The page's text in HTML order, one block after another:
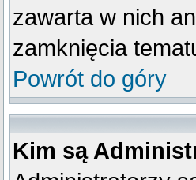
zawarta w nich
zamknięcia
Powrót do góry
Kim są